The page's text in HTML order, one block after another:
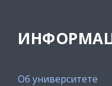
Об университете